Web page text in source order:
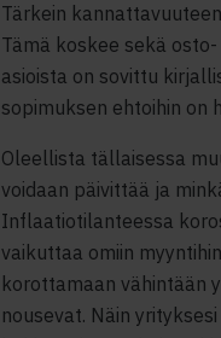
Tärkein
Tämä koskee sekä
asioista on sovittu
sopimuksen ehtoihin on
Oleellista tällaisessa
voidaan päivittää ja
Inflaatiotilanteessa
vaikuttaa omiin
korottamaan vähintään
nousevat. Näin